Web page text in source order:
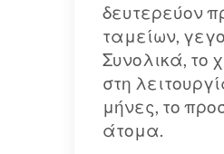
δευτερεύον
ταμείων,
Συνολικά, το
στη
μήνες, το
άτομα.